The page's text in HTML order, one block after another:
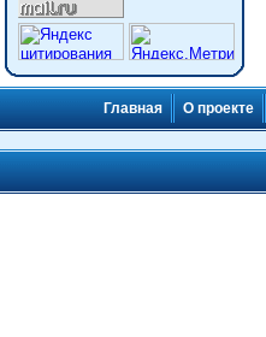
Главная О проекте